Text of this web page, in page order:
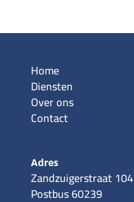
Home
Diensten
Over ons
Contact
Adres
Zandzuigerstraat 104
Postbus 60239